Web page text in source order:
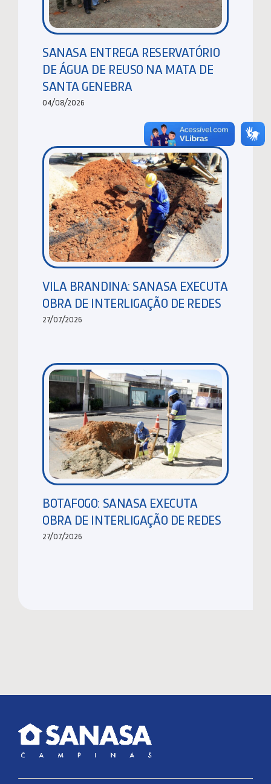
SANASA ENTREGA RESERVATÓRIO
DE ÁGUA DE REUSO NA MATA DE
SANTA GENEBRA
04/08/2026
VILA BRANDINA: SANASA EXECUTA
OBRA DE INTERLIGAÇÃO DE REDES
27/07/2026
BOTAFOGO: SANASA EXECUTA
OBRA DE INTERLIGAÇÃO DE REDES
27/07/2026